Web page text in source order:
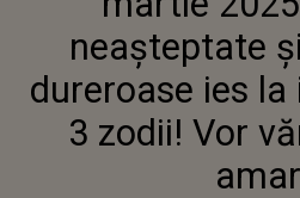
PENTRU
neașteptate
dureroase ies
3 zodii! Vor